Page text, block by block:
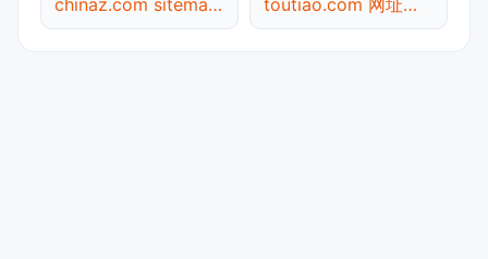
chinaz.com sitemap.xml检测 toutiao.com 网址查询